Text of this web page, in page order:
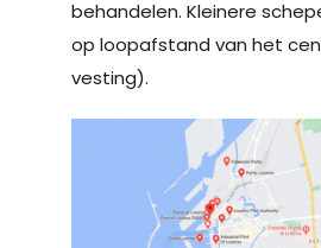
behandelen. Kleinere
op loopafstand van het
vesting).